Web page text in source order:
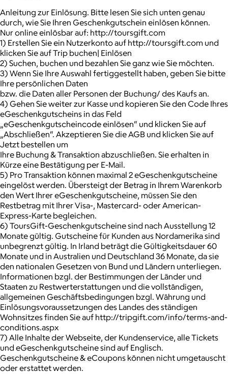
Anleitung zur Einlösung. Bitte lesen Sie sich unten genau
durch, wie Sie Ihren Geschenkgutschein einlösen können.
Nur online einlösbar auf: http://toursgift.com
1) Erstellen Sie ein Nutzerkonto auf http://toursgift.com und
klicken Sie auf Trip buchen| Einlösen
2) Suchen, buchen und bezahlen Sie ganz wie Sie möchten.
3) Wenn Sie Ihre Auswahl fertiggestellt haben, geben Sie bitte
Ihre persönlichen Daten
bzw. die Daten aller Personen der Buchung/ des Kaufs an.
4) Gehen Sie weiter zur Kasse und kopieren Sie den Code Ihres
eGeschenkgutscheins in das Feld
„eGeschenkgutscheincode einlösen“ und klicken Sie auf
„Abschließen“. Akzeptieren Sie die AGB und klicken Sie auf
Jetzt bestellen um
Ihre Buchung & Transaktion abzuschließen. Sie erhalten in
Kürze eine Bestätigung per E-Mail.
5) Pro Transaktion können maximal 2 eGeschenkgutscheine
eingelöst werden. Übersteigt der Betrag in Ihrem Warenkorb
den Wert Ihrer eGeschenkgutscheine, müssen Sie den
Restbetrag mit Ihrer Visa-, Mastercard- oder American-
Express-Karte begleichen.
6) ToursGift-Geschenkgutscheine sind nach Ausstellung 12
Monate gültig. Gutscheine für Kunden aus Nordamerika sind
unbegrenzt gültig. In Irland beträgt die Gültigkeitsdauer 60
Monate und in Australien und Deutschland 36 Monate, da sie
den nationalen Gesetzen von Bund und Ländern unterliegen.
Informationen bzgl. der Bestimmungen der Länder und
Staaten zu Restwerterstattungen und die vollständigen,
allgemeinen Geschäftsbedingungen bzgl. Währung und
Einlösungsvoraussetzungen des Landes des ständigen
Wohnsitzes finden Sie auf http://tripgift.com/info/terms-and-
conditions.aspx
7) Alle Inhalte der Webseite, der Kundenservice, alle Tickets
und eGeschenkgutscheine sind auf Englisch.
Geschenkgutscheine & eCoupons können nicht umgetauscht
oder erstattet werden.